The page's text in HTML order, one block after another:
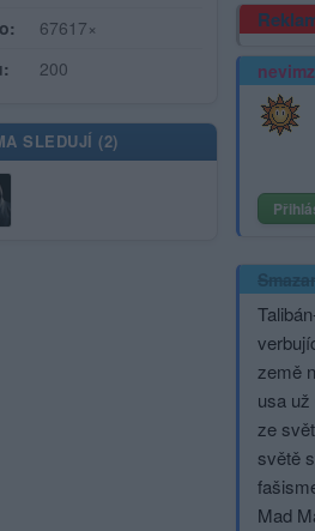
67617×
200
SLEDUJÍ (2)
země
usa
ze
světě
Mad